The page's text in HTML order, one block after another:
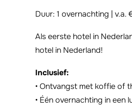
Duur: 1 overnachting |
Als eerste hotel in
hotel in Nederland!
Inclusief:
• Ontvangst met koffie of
• Één overnachting in een